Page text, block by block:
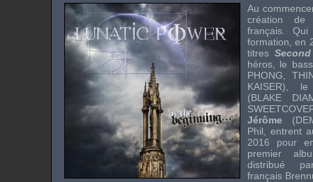
Au
création
français.
formation, en
titres
héros, le
PHONG
KAISER), le
(BLAKE
Jérôme (
Phil , entrent
2016 pour
premier
distribué
français